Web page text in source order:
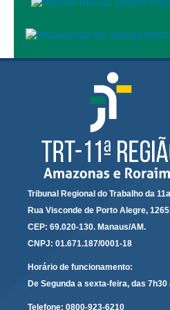
Calendário das Correições
Contas abertas em nome
Diários Eletrônicos
e-Doc
Espaço do Servidor
Guias de recolhimento
Mapa do site
META 9 do CNJ
Tribunal Regional do Trabalho da
Rua Visconde de Porto Alegre,
CEP: 69.020-130. Manaus/AM.
CNPJ: 01.671.187/0001-18
Horário de funcionamento:
De Segunda a sexta-feira, das 7h30
Telefone: 0800-923-6210